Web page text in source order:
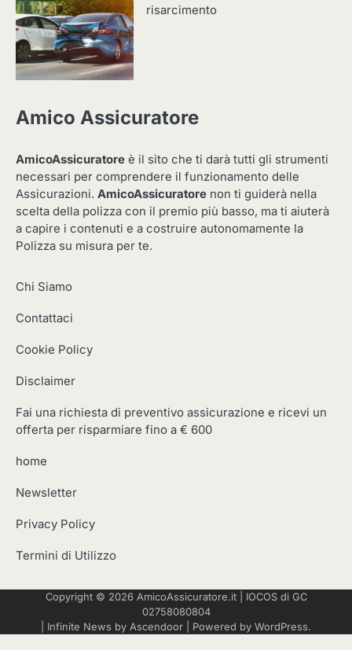
risarcimento
Amico Assicuratore
AmicoAssicuratore è il sito che ti darà tutti gli strumenti
necessari per comprendere il funzionamento delle
Assicurazioni. AmicoAssicuratore non ti guiderà nella
scelta della polizza con il premio più basso, ma ti aiuterà
a capire i contenuti e a costruire autonomamente la
Polizza su misura per te.
Chi Siamo
Contattaci
Cookie Policy
Disclaimer
Fai una richiesta di preventivo assicurazione e ricevi un
offerta per risparmiare fino a € 600
home
Newsletter
Privacy Policy
Termini di Utilizzo
Copyright © 2026 AmicoAssicuratore.it| IOCOSdi GC
02758080804
| Infinite News by Ascendoor | Powered by WordPress.